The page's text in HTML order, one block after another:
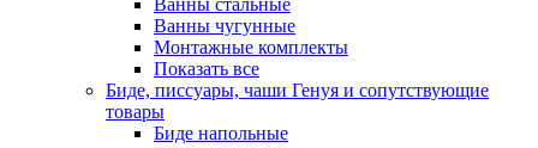
Ванны стальные
Ванны чугунные
Монтажные комплекты
Показать все
Биде, писсуары, чаши Генуя и сопутствующие
товары
Биде напольные